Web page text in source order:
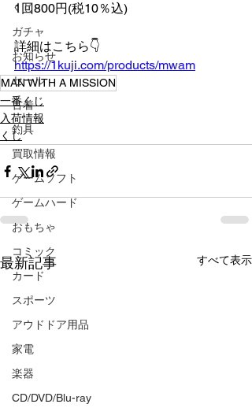
くじ
ガチャ
お知らせ
セール
古着
釣具
買取情報
ゲームソフト
ゲームハード
おもちゃ
コミック
カード
スポーツ
アウドドア用品
家電
楽器
CD/DVD/Blu-ray
1回800円(税10％込)
詳細はこちら👇️
https://1kuji.com/products/mwam
MAN WITH A MISSION
一番くじ
入荷情報
くじ
最新記事 すべて表示